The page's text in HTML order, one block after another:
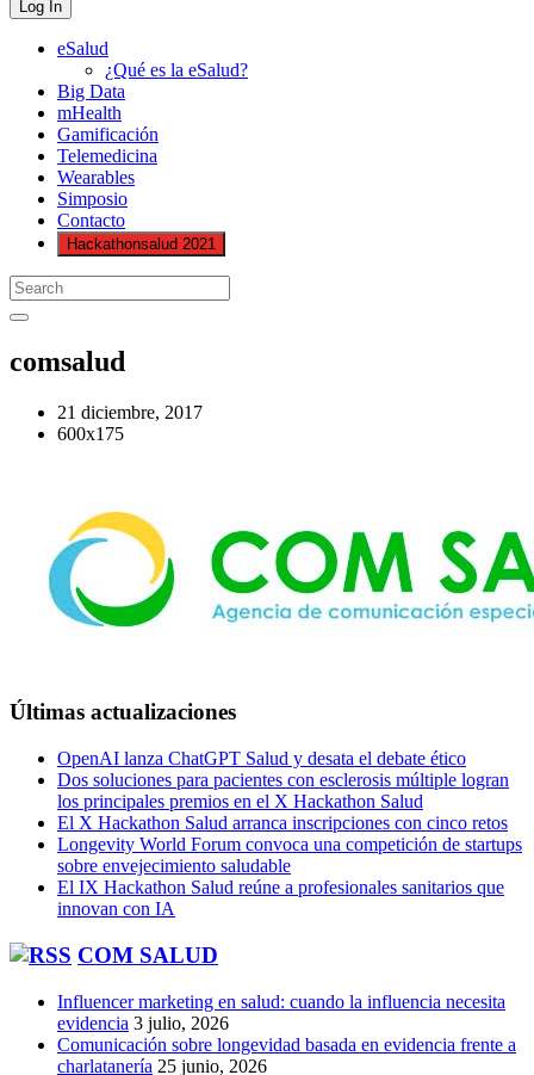
eSalud
¿Qué es la eSalud?
Big Data
mHealth
Gamificación
Telemedicina
Wearables
Simposio
Contacto
Hackathonsalud 2021
comsalud
21 diciembre, 2017
600x175
Últimas actualizaciones
OpenAI lanza ChatGPT Salud y desata el debate ético
Dos soluciones para pacientes con esclerosis múltiple logran
los principales premios en el X Hackathon Salud
El X Hackathon Salud arranca inscripciones con cinco retos
Longevity World Forum convoca una competición de startups
sobre envejecimiento saludable
El IX Hackathon Salud reúne a profesionales sanitarios que
innovan con IA
COM SALUD
Influencer marketing en salud: cuando la influencia necesita
evidencia 3 julio, 2026
Comunicación sobre longevidad basada en evidencia frente a
charlatanería 25 junio, 2026